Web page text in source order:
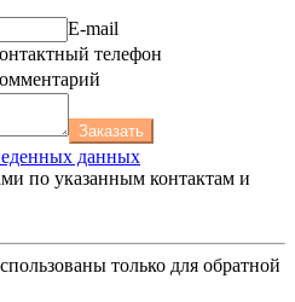
E-mail
телефон
Заказать
данных
по указанным контактам и
только для обратной